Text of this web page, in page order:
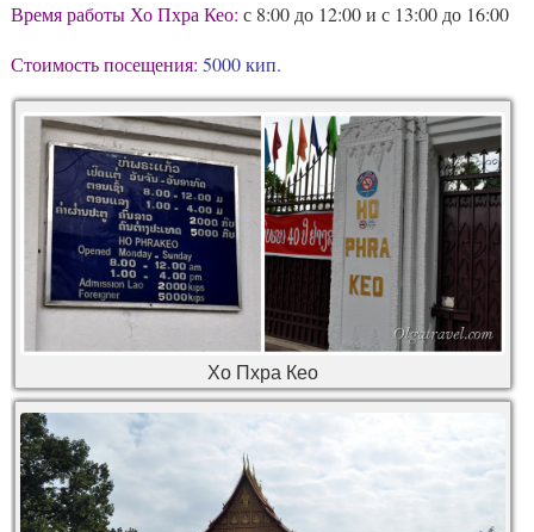
Время работы Хо Пхра Кео: с 8:00 до 12:00 и с 13:00 до 16:00
Стоимость посещения: 5000 кип.
Хо Пхра Кео